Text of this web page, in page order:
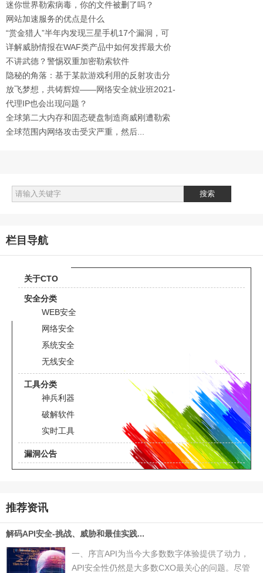
迷你世界勒索病毒，你的文件被删了吗？
网站加速服务的优点是什么
“赏金猎人”半年内发现三星手机17个漏洞，可
被用于间谍监听
详解威胁情报在WAF类产品中如何发挥最大价
值？
不讲武德？警惕双重加密勒索软件
隐秘的角落：基于某款游戏利用的反射攻击分
析
放飞梦想，共铸辉煌——网络安全就业班2021-
6月班正式开班
代理IP也会出现问题？
全球第二大内存和固态硬盘制造商威刚遭勒索
攻击
全球范围内网络攻击受灾严重，然后...
栏目导航
关于CTO
安全分类
WEB安全
网络安全
系统安全
无线安全
工具分类
神兵利器
破解软件
实时工具
漏洞公告
推荐资讯
解码API安全-挑战、威胁和最佳实践...
一、序言API为当今大多数数字体验提供了动力，
API安全性仍然是大多数CXO最关心的问题。尽管